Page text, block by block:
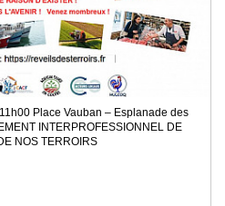
Place Vauban – Esplanade des
INTERPROFESSIONNEL DE
NOS TERROIRS